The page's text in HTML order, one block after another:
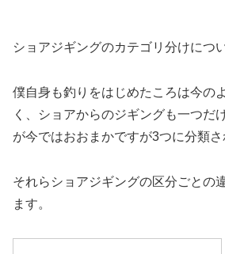
ショアジギングのカテゴリ分けにつ
僕自身も釣りをはじめたころは今の
く、ショアからのジギングも一つだ
が今ではおおまかですが3つに分類さ
それらショアジギングの区分ごとの
ます。